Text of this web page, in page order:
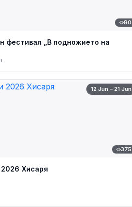
80
фестивал „В подножието на
12 Jun – 21 Jun
375
Хисаря